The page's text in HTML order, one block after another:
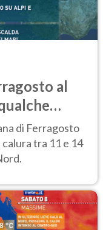
al
di Ferragosto
tra 11 e 14